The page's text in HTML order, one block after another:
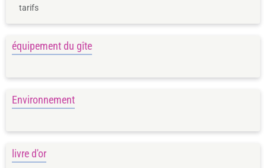
tarifs
équipement du gîte
Environnement
livre d'or